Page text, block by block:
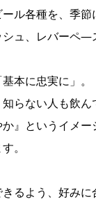
ル各種を、季
ュ、レバーペ―
本に忠実に」
らない人も飲
か』というイメ
。
るよう、好み